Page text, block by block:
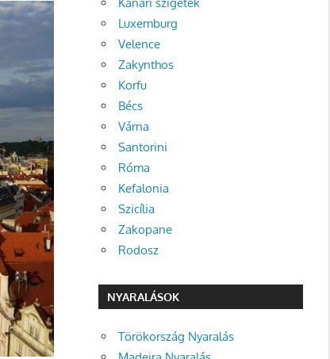
Kanári szigetek
Luxemburg
Velence
Zakynthos
Korfu
Bécs
Várna
Santorini
Róma
Kefalonia
Szicília
Zakopane
Rodosz
NYARALÁSOK
Törökország Nyaralás